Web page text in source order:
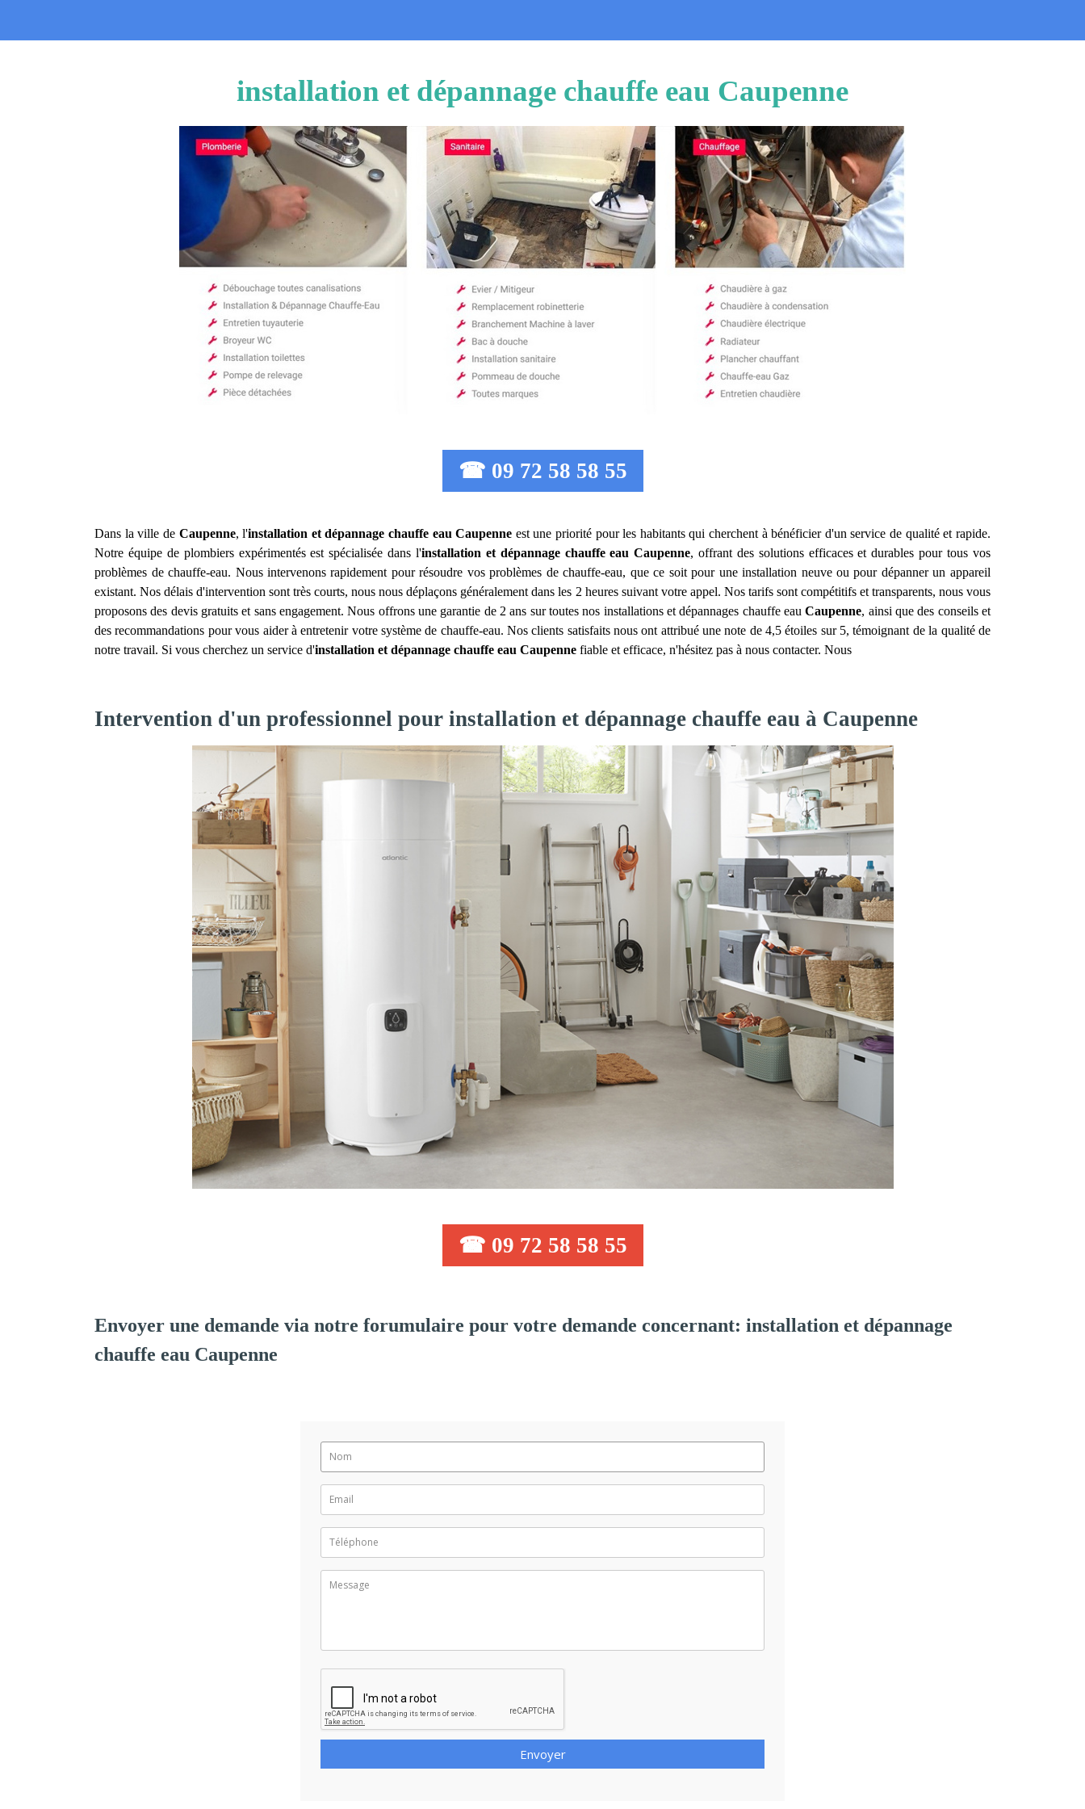
installation et dépannage chauffe eau Caupenne
☎ 09 72 58 58 55
Dans la ville de Caupenne, l'installation et dépannage chauffe eau Caupenne est une priorité pour les habitants qui cherchent à bénéficier d'un service de qualité et rapide.
Notre équipe de plombiers expérimentés est spécialisée dans l'installation et dépannage chauffe eau Caupenne, offrant des solutions efficaces et durables pour tous vos
problèmes de chauffe-eau. Nous intervenons rapidement pour résoudre vos problèmes de chauffe-eau, que ce soit pour une installation neuve ou pour dépanner un appareil
existant. Nos délais d'intervention sont très courts, nous nous déplaçons généralement dans les 2 heures suivant votre appel. Nos tarifs sont compétitifs et transparents, nous vous
proposons des devis gratuits et sans engagement. Nous offrons une garantie de 2 ans sur toutes nos installations et dépannages chauffe eauCaupenne, ainsi que des conseils et
des recommandations pour vous aider à entretenir votre système de chauffe-eau. Nos clients satisfaits nous ont attribué une note de 4,5 étoiles sur 5, témoignant de la qualité de
notre travail. Si vous cherchez un service d'installation et dépannage chauffe eau Caupenne fiable et efficace, n'hésitez pas à nous contacter. Nous
Intervention d'un professionnel pour installation et dépannage chauffe eau à Caupenne
☎ 09 72 58 58 55
Envoyer une demande via notre forumulaire pour votre demande concernant: installation et dépannage
chauffe eau Caupenne
Envoyer